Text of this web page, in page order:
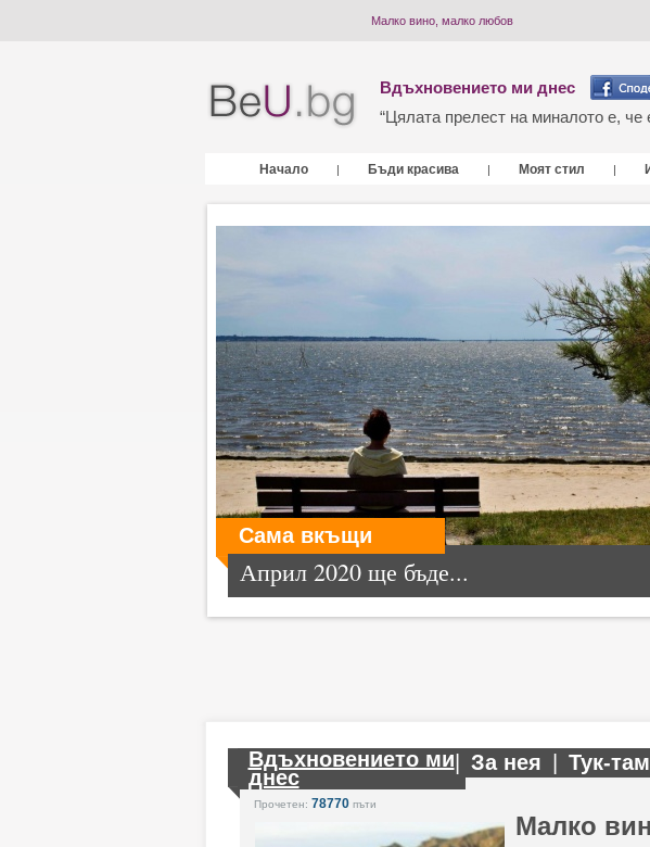
Малко вино, малко любов
Вдъхновението ми днес
“Цялата прелест на миналото е, че
Начало | Бъди красива | Моят стил |
Сама вкъщи
Април 2020 ще бъде...
Вдъхновението ми
днес
| За нея Тук-там
Прочетен: 78770пъти
Малко